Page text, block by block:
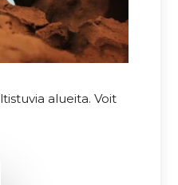
alueita. Voit